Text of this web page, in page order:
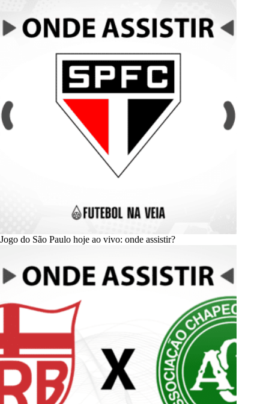
Jogo do São Paulo hoje ao vivo: onde assistir?